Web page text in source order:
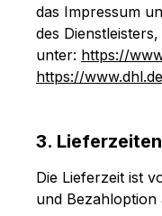
das Impressum
des
unter: https://
https://
3. Lieferzeiten
Die Lieferzeit ist
und Bezahloption